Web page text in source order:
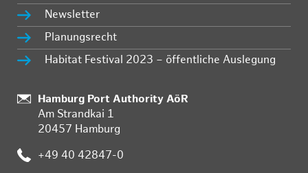
Newsletter
Planungsrecht
Habitat Festival 2023 – öffentliche Auslegung
Standort:
Hamburg Port Authority AöR
Am Strandkai 1
20457 Hamburg
Telefon:
+49 40 42847-0